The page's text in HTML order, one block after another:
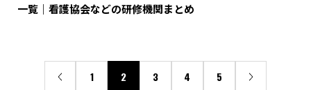
一覧｜看護協会などの研修機関まとめ
1 2 3 4 5